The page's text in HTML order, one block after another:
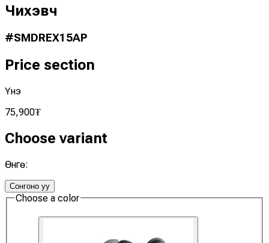
Чихэвч
#SMDREX15AP
Price section
Үнэ
75,900₮
Choose variant
Өнгө:
Сонгоно уу
Choose a color